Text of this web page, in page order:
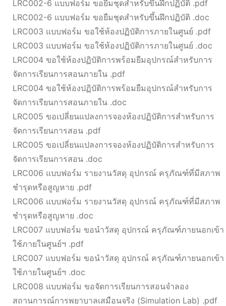
LRC002-6 แบบฟอร์ม ขอยืมชุดสำหรับขึ้นฝึกปฏิบัติ .pdf
LRC002-6 แบบฟอร์ม ขอยืมชุดสำหรับขึ้นฝึกปฏิบัติ .doc
LRC003 แบบฟอร์ม ขอใช้ห้องปฏิบัติการภายในศูนย์ .pdf
LRC003 แบบฟอร์ม ขอใช้ห้องปฏิบัติการภายในศูนย์ .doc
LRC004 ขอใช้ห้องปฏิบัติการพร้อมยืมอุปกรณ์สำหรับการ
จัดการเรียนการสอนภายใน .pdf
LRC004 ขอใช้ห้องปฏิบัติการพร้อมยืมอุปกรณ์สำหรับการ
จัดการเรียนการสอนภายใน .doc
LRC005 ขอเปลี่ยนแปลงการจองห้องปฏิบัติการสำหรับการ
จัดการเรียนการสอน .pdf
LRC005 ขอเปลี่ยนแปลงการจองห้องปฏิบัติการสำหรับการ
จัดการเรียนการสอน .doc
LRC006 แบบฟอร์ม รายงานวัสดุ อุปกรณ์ ครุภัณฑ์ที่มีสภาพ
ชำรุดหรือสูญหาย .pdf
LRC006 แบบฟอร์ม รายงานวัสดุ อุปกรณ์ ครุภัณฑ์ที่มีสภาพ
ชำรุดหรือสูญหาย .doc
LRC007 แบบฟอร์ม ขอนำวัสดุ อุปกรณ์ ครุภัณฑ์ภายนอกเข้า
ใช้ภายในศูนย์ฯ .pdf
LRC007 แบบฟอร์ม ขอนำวัสดุ อุปกรณ์ ครุภัณฑ์ภายนอกเข้า
ใช้ภายในศูนย์ฯ .doc
LRC008 แบบฟอร์ม ขอจัดการเรียนการสอนจำลอง
สถานการณ์การพยาบาลเสมือนจริง (Simulation Lab) .pdf